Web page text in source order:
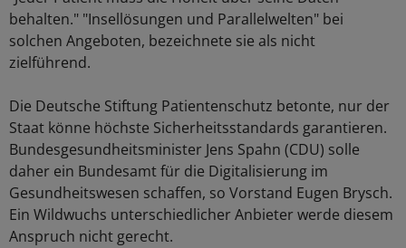
behalten." "Insellösungen und Parallelwelten" bei
solchen Angeboten, bezeichnete sie als nicht
zielführend.
Die Deutsche Stiftung Patientenschutz betonte, nur der
Staat könne höchste Sicherheitsstandards garantieren.
Bundesgesundheitsminister Jens Spahn (CDU) solle
daher ein Bundesamt für die Digitalisierung im
Gesundheitswesen schaffen, so Vorstand Eugen Brysch.
Ein Wildwuchs unterschiedlicher Anbieter werde diesem
Anspruch nicht gerecht.